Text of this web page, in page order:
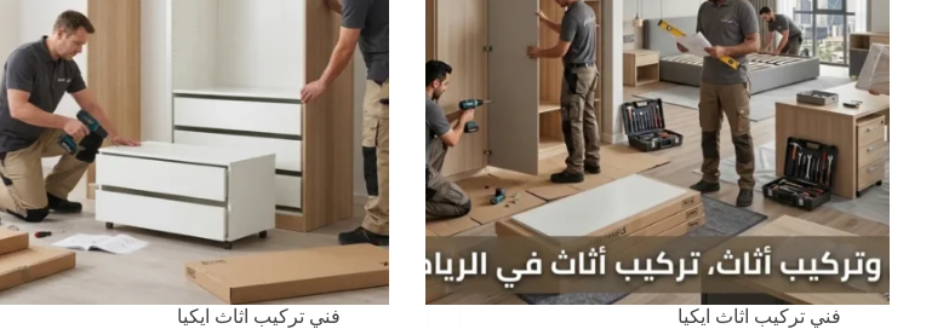
فني تركيب اثاث ايكيا فني تركيب اثاث ايكيا